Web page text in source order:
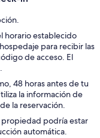
horario establecido
para recibir las
de acceso. El
48 horas antes de tu
la información de
la reservación.
podría estar
automática.